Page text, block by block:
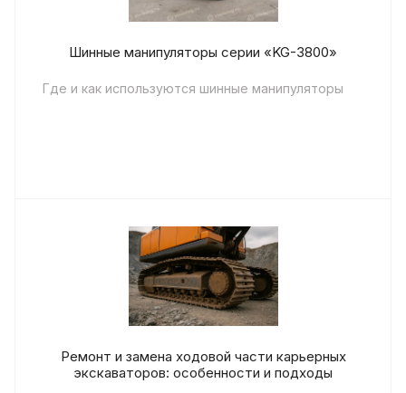
Шинные манипуляторы серии «KG-3800»
Где и как используются шинные манипуляторы
Ремонт и замена ходовой части карьерных
экскаваторов: особенности и подходы